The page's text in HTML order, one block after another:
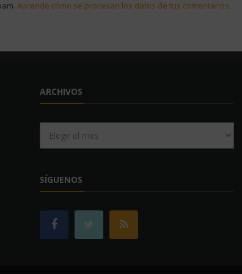
Aprende cómo se procesan los datos de tus comentarios.
ARCHIVOS
SÍGUENOS